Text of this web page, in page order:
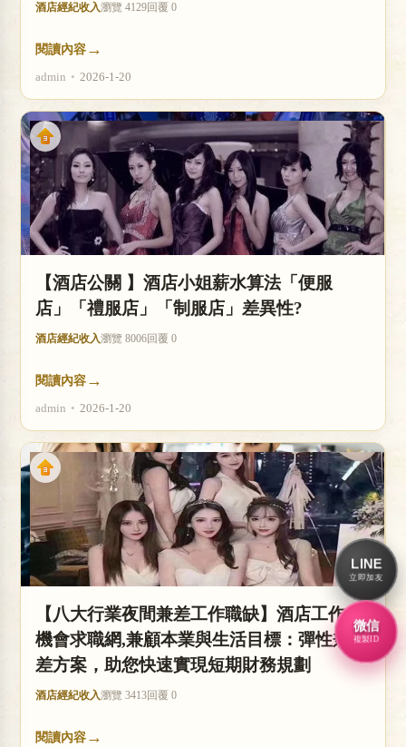
酒店經紀收入瀏覽 4129回覆 0
閱讀內容 →
admin • 2026-1-20
【酒店公關 】酒店小姐薪水算法「便服
店」「禮服店」「制服店」差異性?
酒店經紀收入瀏覽 8006回覆 0
閱讀內容 →
admin • 2026-1-20
【八大行業夜間兼差工作職缺】酒店工作
機會求職網,兼顧本業與生活目標：彈性兼
差方案，助您快速實現短期財務規劃
酒店經紀收入瀏覽 3413回覆 0
閱讀內容 →
LINE
立即加友
微信
複製ID